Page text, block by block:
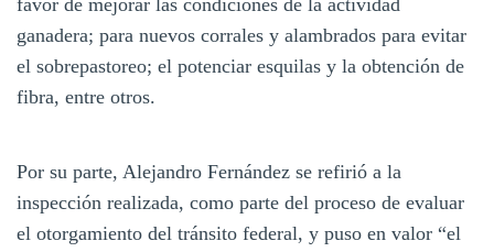
ganadera; para nuevos corrales y alambrados para evitar
el sobrepastoreo; el potenciar esquilas y la obtención de
fibra, entre otros.
Por su parte, Alejandro Fernández se refirió a la
inspección realizada, como parte del proceso de evaluar
el otorgamiento del tránsito federal, y puso en valor “el